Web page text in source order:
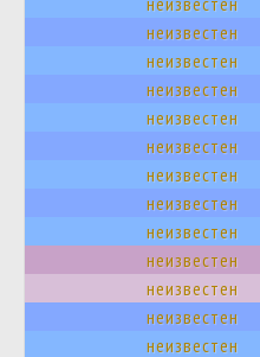
неизвестен
неизвестен
неизвестен
неизвестен
неизвестен
неизвестен
неизвестен
неизвестен
неизвестен
неизвестен
неизвестен
неизвестен